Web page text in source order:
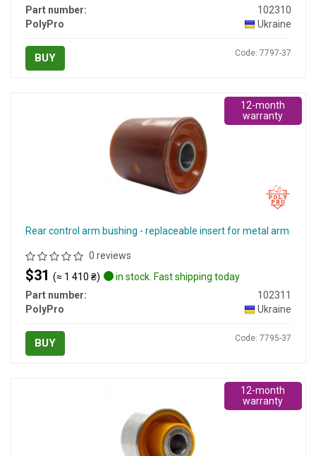
Part number:
102310
PolyPro
Ukraine
BUY Code: 7797-37
Rear control arm bushing - replaceable insert for metal arm
0 reviews
$31 (≈ 1 410 ₴)
in stock. Fast shipping today
Part number:
102311
PolyPro
Ukraine
BUY Code: 7795-37
12-month
warranty
12-month
warranty